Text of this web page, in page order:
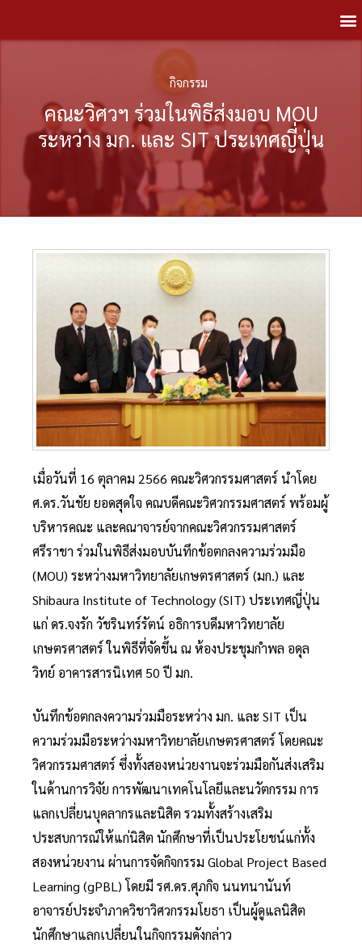
กิจกรรม
คณะวิศวฯ ร่วมในพิธีส่งมอบ MOU
ระหว่าง มก. และ SIT ประเทศญี่ปุ่น
เมื่อวันที่ 16 ตุลาคม 2566 คณะวิศวกรรมศาสตร์ นำโดย
ศ.ดร.วันชัย ยอดสุดใจ คณบดีคณะวิศวกรรมศาสตร์ พร้อมผู้
บริหารคณะ และคณาจารย์จากคณะวิศวกรรมศาสตร์
ศรีราชา ร่วมในพิธีส่งมอบบันทึกข้อตกลงความร่วมมือ
(MOU) ระหว่างมหาวิทยาลัยเกษตรศาสตร์ (มก.) และ
Shibaura Institute of Technology (SIT) ประเทศญี่ปุ่น
แก่ ดร.จงรัก วัชรินทร์รัตน์ อธิการบดีมหาวิทยาลัย
เกษตรศาสตร์ ในพิธีที่จัดขึ้น ณ ห้องประชุมกำพล อดุล
วิทย์ อาคารสารนิเทศ 50 ปี มก.
บันทึกข้อตกลงความร่วมมือระหว่าง มก. และ SIT เป็น
ความร่วมมือระหว่างมหาวิทยาลัยเกษตรศาสตร์ โดยคณะ
วิศวกรรมศาสตร์ ซึ่งทั้งสองหน่วยงานจะร่วมมือกันส่งเสริม
ในด้านการวิจัย การพัฒนาเทคโนโลยีและนวัตกรรม การ
แลกเปลี่ยนบุคลากรและนิสิต รวมทั้งสร้างเสริม
ประสบการณ์ให้แก่นิสิต นักศึกษาที่เป็นประโยชน์แก่ทั้ง
สองหน่วยงาน ผ่านการจัดกิจกรรม Global Project Based
Learning (gPBL) โดยมี รศ.ดร.ศุภกิจ นนทนานันท์
อาจารย์ประจำภาควิชาวิศวกรรมโยธา เป็นผู้ดูแลนิสิต
นักศึกษาแลกเปลี่ยนในกิจกรรมดังกล่าว